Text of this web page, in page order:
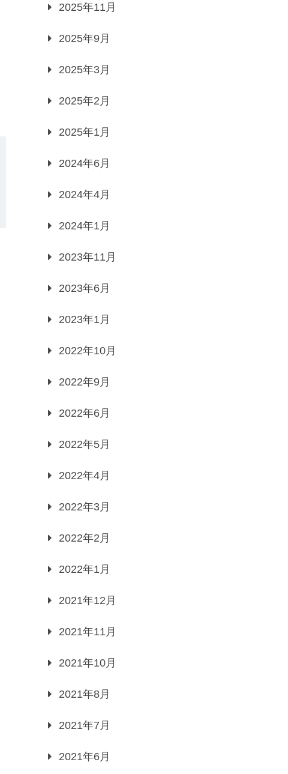
2025年11月
2025年9月
2025年3月
2025年2月
2025年1月
2024年6月
2024年4月
2024年1月
2023年11月
2023年6月
2023年1月
2022年10月
2022年9月
2022年6月
2022年5月
2022年4月
2022年3月
2022年2月
2022年1月
2021年12月
2021年11月
2021年10月
2021年8月
2021年7月
2021年6月